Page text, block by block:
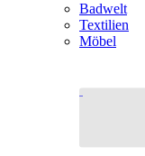
Badwelt
Textilien
Möbel